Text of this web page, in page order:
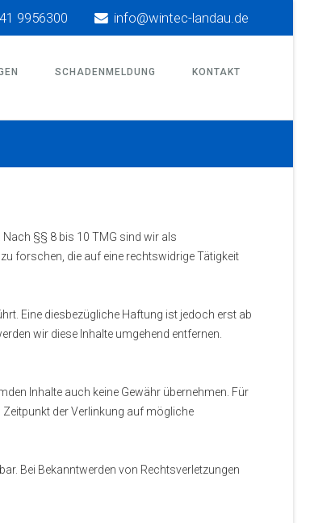
9956300 info@wintec-landau.de
SCHADENMELDUNG KONTAKT
§§ 8 bis 10 TMG sind wir als
forschen, die auf eine rechtswidrige Tätigkeit
Eine diesbezügliche Haftung ist jedoch erst ab
wir diese Inhalte umgehend entfernen.
Inhalte auch keine Gewähr übernehmen. Für
Zeitpunkt der Verlinkung auf mögliche
Bei Bekanntwerden von Rechtsverletzungen